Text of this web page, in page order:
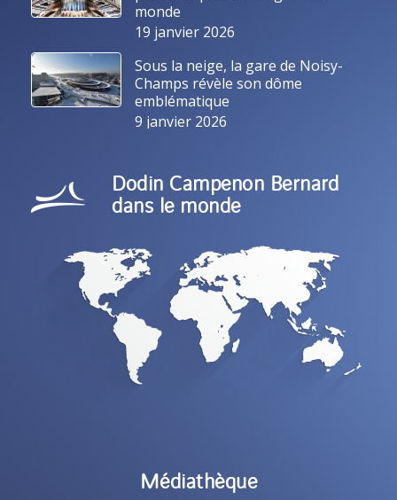
monde
19 janvier 2026
Sous la neige, la gare de Noisy-
Champs révèle son dôme
emblématique
9 janvier 2026
Dodin Campenon Bernard
dans le monde
Médiathèque